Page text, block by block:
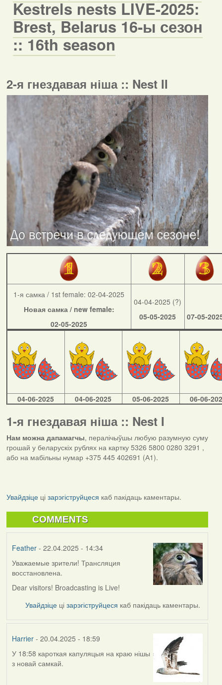
Kestrels nests LIVE-2025:
Brest, Belarus 16-ы сезон
:: 16th season
2-я гнездавая ніша :: Nest II
1-я самка / 1st female: 02-04-2025
Новая самка / new female:
02-05-2025
04-04-2025 (?)
05-05-2025
07-05-
04-06-2025 04-06-2025 05-06-2025 06-06-
1-я гнездавая ніша :: Nest I
Нам можна дапамагчы, пералічыўшы любую разумную суму
грошай у беларускіх рублях на картку 5326 5800 0280 3291 ,
або на мабільны нумар +375 445 402691 (А1).
Увайдзіцеці зарэгіструйцеся каб пакідаць каментары.
COMMENTS
Feather- 22.04.2025 - 14:34
Уважаемые зрители! Трансляция
восстановлена.
Dear visitors! Broadcasting is Live!
Увайдзіце цізарэгіструйцеся каб пакідаць каментары.
Harrier- 20.04.2025 - 18:59
У 18:58 кароткая капуляцыя на краю нішы
з новай самкай.